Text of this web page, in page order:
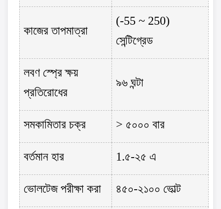
কাজের তাপমাত্রা
(-55 ~ 250)
সেন্টিগ্রেড
লবণ স্প্রে ক্ষয়
প্রতিরোধের
৯৬ ঘন্টা
সমকামিতার চক্র > ৫০০০ বার
বর্তমান হার 1.৫-২৫ এ
ভোলটেজ পরীক্ষা করা ৪৫০-২১০০ ভোল্ট